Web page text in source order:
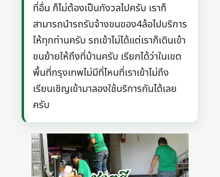
ที่อื่น ก็ไม่ต้องเป็นกังวลไปครับ เราก็
สามารถนำรถรับจ้างขนของ4ล้อไปบริการ
ให้ทุกท่านครับ รถเข้าไม่ได้แต่เราก็เดินเข้า
ขนย้ายให้ถึงที่บ้านครับ เรียกได้ว่าในเขต
พื้นที่กรุงเทพไม่มีที่ไหนที่เราเข้าไม่ถึง
เรียนเชิญเข้ามาลองใช้บริการกันได้เลย
ครับ